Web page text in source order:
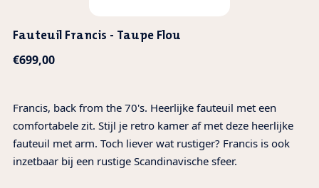
Fauteuil Francis - Taupe Flou
Normale
€699,00
Francis, back from the 70's. Heerlijke fauteuil met een
comfortabele zit. Stijl je retro kamer af met deze heerlijke
fauteuil met arm. Toch liever wat rustiger? Francis is ook
inzetbaar bij een rustige Scandinavische sfeer.